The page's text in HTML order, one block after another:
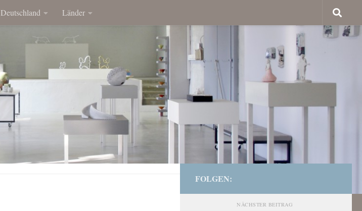
Deutschland Länder
FOLGEN:
NÄCHSTER BEITRAG